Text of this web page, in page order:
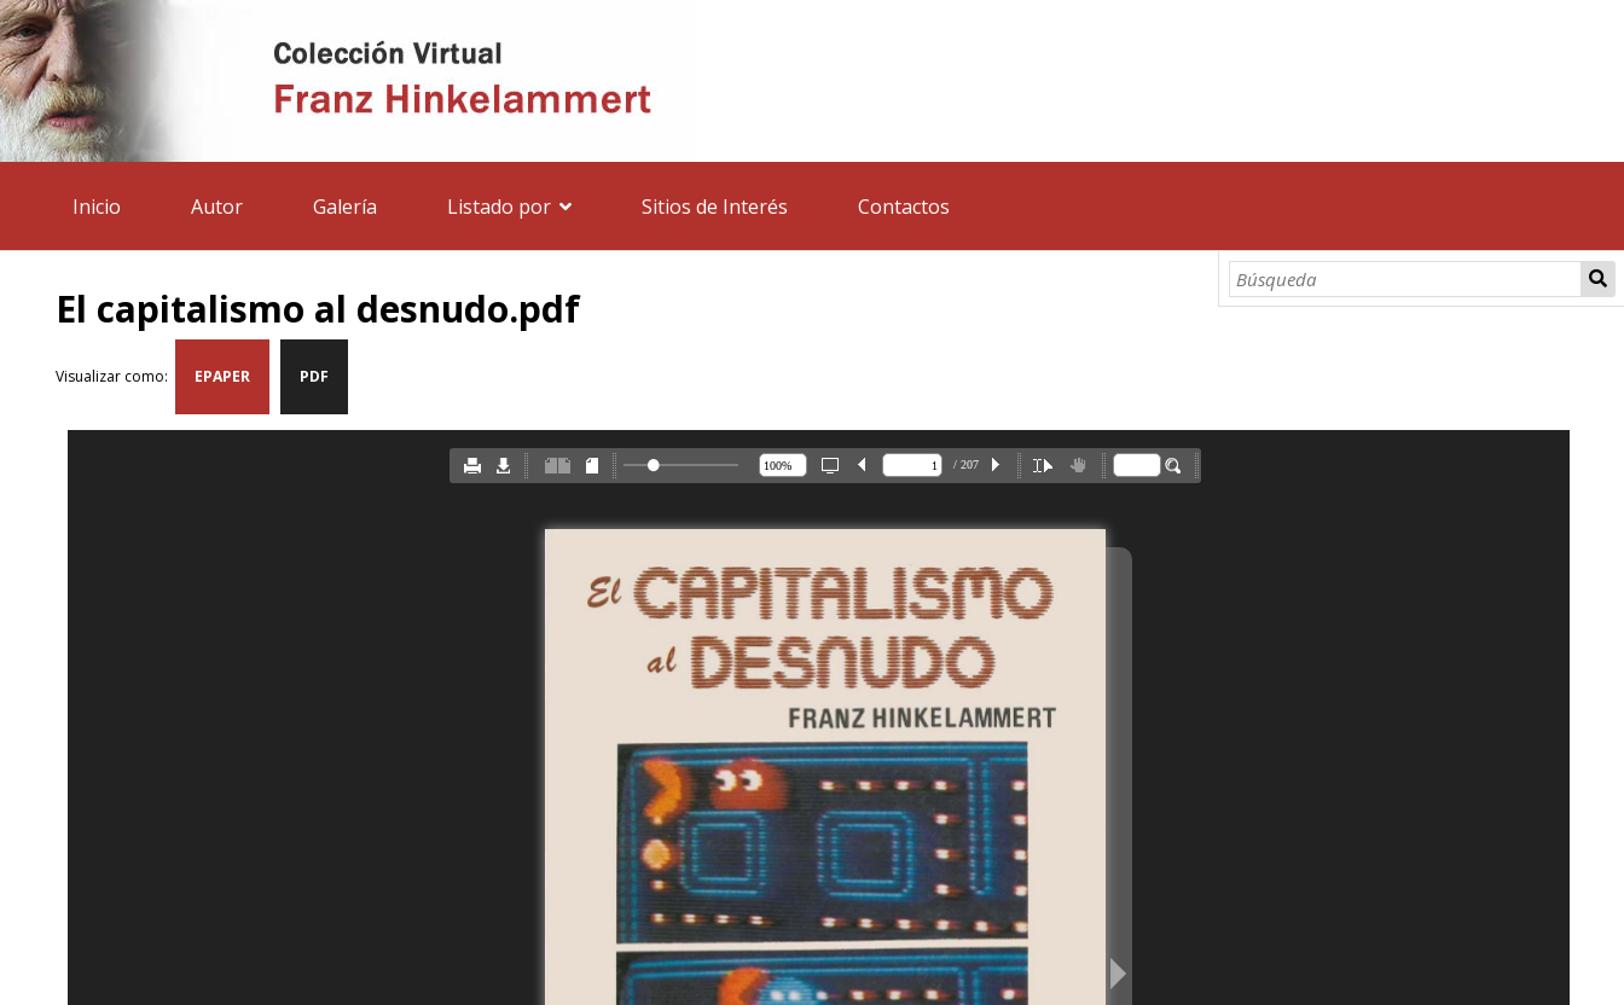
Inicio Autor Galería Listado por Sitios de Interés Contactos
El capitalismo al desnudo.pdf
Visualizar como: EPAPER PDF